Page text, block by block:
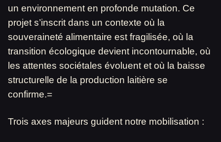
un environnement en profonde mutation. Ce
projet s’inscrit dans un contexte où la
souveraineté alimentaire est fragilisée, où la
transition écologique devient incontournable, où
les attentes sociétales évoluent et où la baisse
structurelle de la production laitière se
confirme.=
Trois axes majeurs guident notre mobilisation :